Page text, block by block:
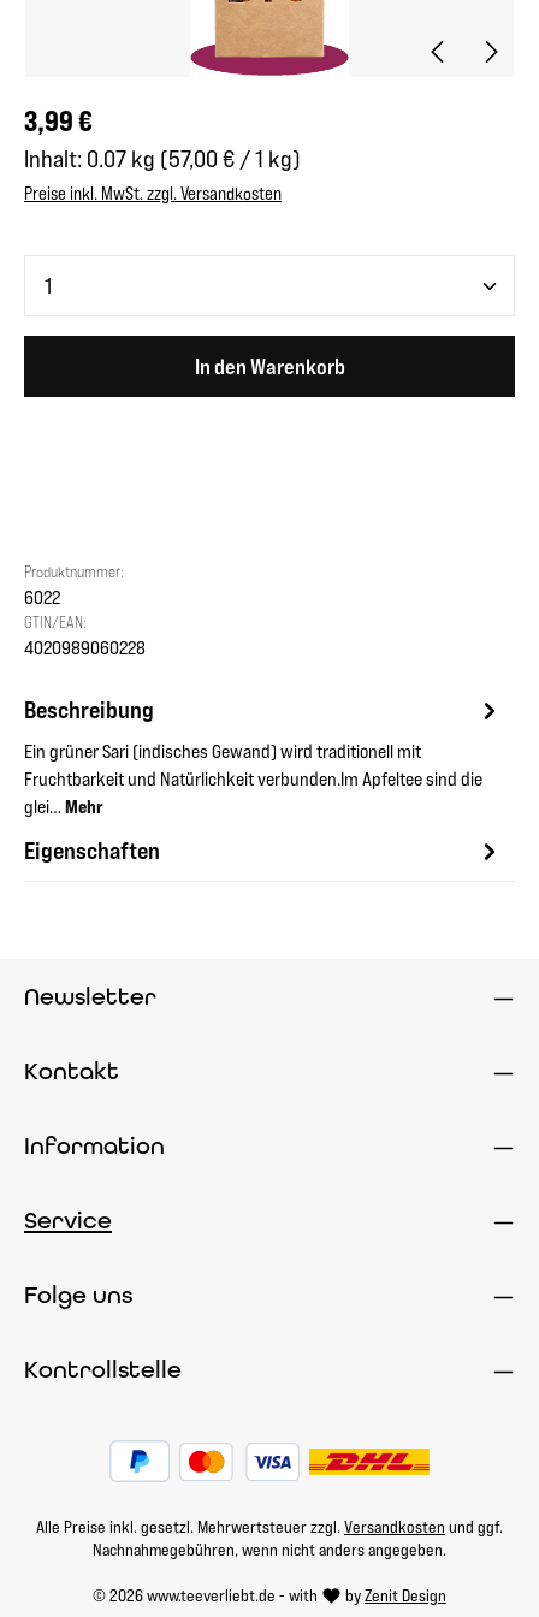
Regulärer Preis:
3,99 €
Inhalt: 0.07 kg (57,00 € / 1 kg)
Preise inkl. MwSt. zzgl. Versandkosten
In den Warenkorb
Produktnummer:
6022
GTIN/EAN:
4020989060228
Beschreibung
Ein grüner Sari (indisches Gewand) wird traditionell mit
Fruchtbarkeit und Natürlichkeit verbunden.Im Apfeltee sind die
glei… Mehr
Eigenschaften
Newsletter
Kontakt
Information
Service
Folge uns
Kontrollstelle
© 2026 www.teeverliebt.de - with byZenit Design
Alle Preise inkl. gesetzl. Mehrwertsteuer zzgl.Versandkosten und ggf.
Nachnahmegebühren, wenn nicht anders angegeben.